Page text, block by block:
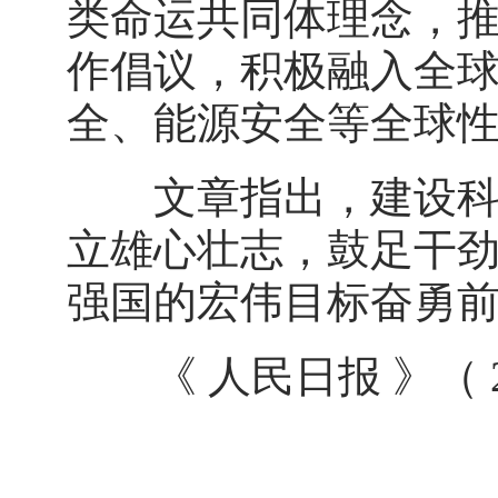
类命运共同体理念，
作倡议，积极融入全
全、能源安全等全球
文章指出，建设科
立雄心壮志，鼓足干
强国的宏伟目标奋勇
《 人民日报 》（